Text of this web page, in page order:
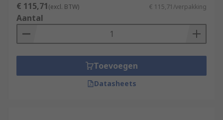
€ 115,71(excl. BTW) € 115,71/verpakking
Aantal
Toevoegen
Datasheets